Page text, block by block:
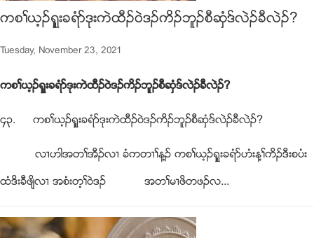
ကစႈဎ့ဥရွူးခရံဏဒုးကဲထီဥ၀ဲဒဥကိဥဘူဥစီဆွံဒ္လဲဥခီလဲဥ?
Tuesday, November 23, 2021
ကစႈဎ့ဥရွူးခရံဏဒုးကဲထီဥ၀ဲဒဥကိဥဘူဥစီဆွံဒ္လဲဥခီလဲဥ?
၄၃. ကစႈဎ့ဥရွူးခရံဏဒုးကဲထီဥ၀ဲဒဥကိဥဘူဥစီဆွံဒ္လဲဥခီလဲဥ?
လ႕ဟါအတႈအီဥလ႕ ခံကတ႕ႈန႔ဥ ကစႈဎ့ဥရွူးခရံဏဟံးန႔ႈကိဥဒီးစပံး
ထံဒိးခီဖ်ိလ႕ အစံးတ့ႈ၀ဲဒဥ အတႈမ႕ဖိတဖဥလ...